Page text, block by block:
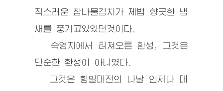
직스러운 참나물김치가 제법 향긋한 냄
새를 풍기고있었던것이다.
숙영지에서 터쳐오른 환성, 그것은
단순한 환성이 아니였다.
그것은 항일대전의 나날 언제나 대